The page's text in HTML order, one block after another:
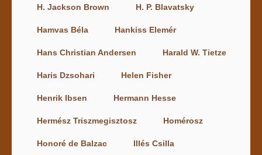
H. Jackson Brown H. P. Blavatsky
Hamvas Béla Hankiss Elemér
Hans Christian Andersen Harald W. Tietze
Haris Dzsohari Helen Fisher
Henrik Ibsen Hermann Hesse
Hermész Triszmegisztosz Homérosz
Honoré de Balzac Illés Csilla